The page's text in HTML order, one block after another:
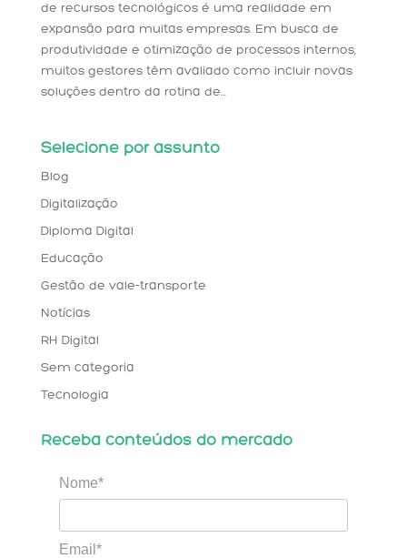
de recursos tecnológicos é uma realidade em
expansão para muitas empresas. Em busca de
produtividade e otimização de processos internos,
muitos gestores têm avaliado como incluir novas
soluções dentro da rotina de...
Selecione por assunto
Blog
Digitalização
Diploma Digital
Educação
Gestão de vale-transporte
Notícias
RH Digital
Sem categoria
Tecnologia
Receba conteúdos do mercado
Nome*
Email*